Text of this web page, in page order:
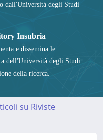
dall'Università degli Studi
Insubria
e dissemina le
dell'Università degli Studi
della ricerca.
su Riviste